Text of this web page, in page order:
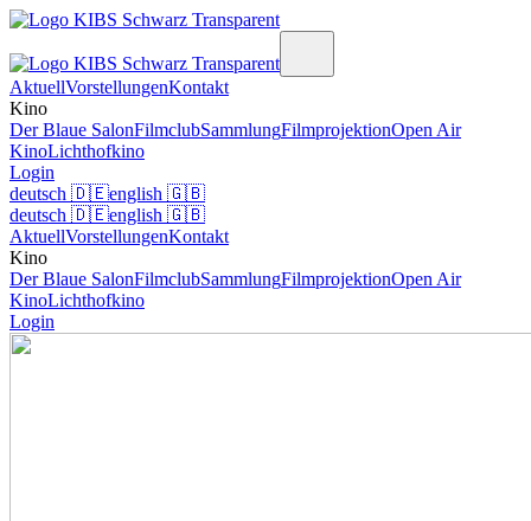
AktuellVorstellungenKontakt
Kino
Der Blaue SalonFilmclubSammlungFilmprojektionOpen Air
KinoLichthofkino
Login
deutsch 🇩🇪english 🇬🇧
deutsch 🇩🇪english 🇬🇧
AktuellVorstellungenKontakt
Kino
Der Blaue SalonFilmclubSammlungFilmprojektionOpen Air
KinoLichthofkino
Login